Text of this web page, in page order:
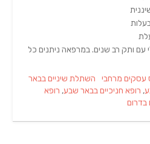
ותק רב שנים. במרפאה ניתנים כל
עסקים מרחבי Tags
השתלת שיניים בבאר
, רופא חניכיים בבאר שבע, רופא
בדרום